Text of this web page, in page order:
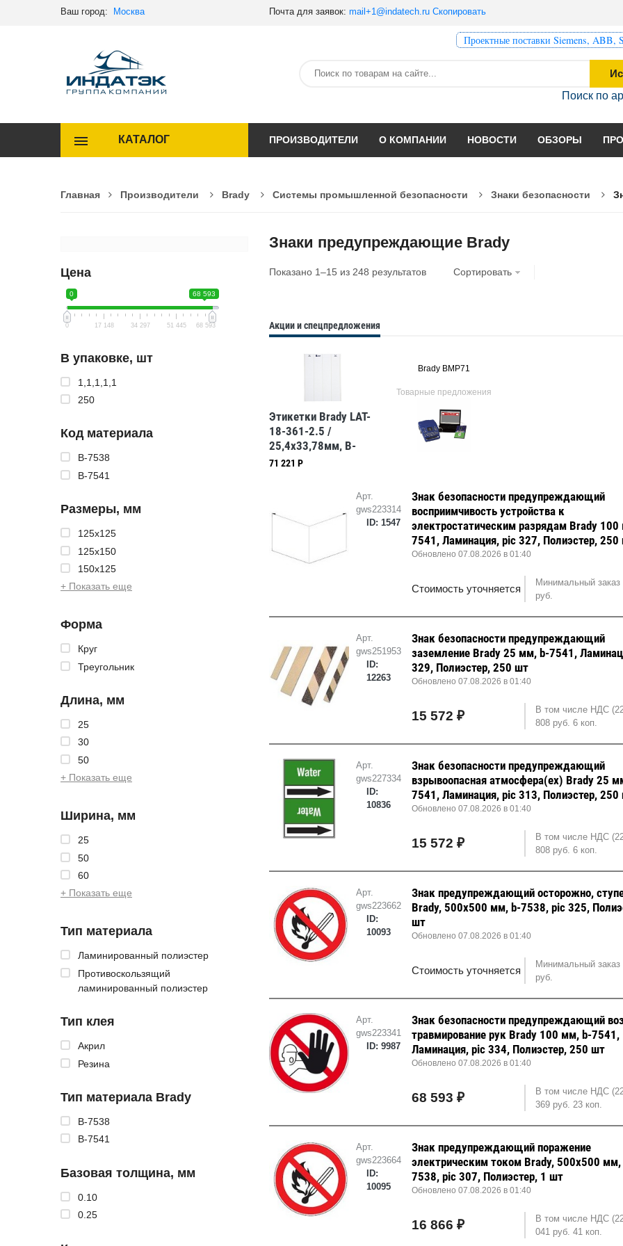
Ваш город: Москва Почта для заявок: mail+1@indatech.ru Скопировать
Проектные поставки Siemens, ABB,
Поиск по
КАТАЛОГ ПРОИЗВОДИТЕЛИ О КОМПАНИИ НОВОСТИ ОБЗОРЫ
Главная Производители Brady Системы промышленной безопасности Знаки безопасности
Цена
0 68 593
0 17 148 34 297 51 445 68 593
В упаковке, шт
1,1,1,1,1
250
Код материала
B-7538
B-7541
Размеры, мм
125x125
125x150
150x125
+ Показать еще
Форма
Круг
Треугольник
Длина, мм
25
30
50
+ Показать еще
Ширина, мм
25
50
60
+ Показать еще
Тип материала
Ламинированный полиэстер
Противоскользящий
ламинированный полиэстер
Тип клея
Акрил
Резина
Тип материала Brady
B-7538
B-7541
Базовая толщина, мм
0.10
0.25
Знаки предупреждающие Brady
Показано 1–15 из 248 результатов Сортировать
Акции и спецпредложения
Этикетки Brady LAT-
18-361-2.5 /
25,4x33,78мм, B-
361B
71 221 Р
Brady BMP71
Товарные предложения
Арт.
gws223314
ID: 1547
Знак безопасности предупреждающий
восприимчивость устройства к
электростатическим разрядам Brady
7541, Ламинация, pic 327, Полиэстер,
Обновлено 07.08.2026 в 01:40
Стоимость уточняется
Минимальный заказ
руб.
Арт.
gws251953
ID:
12263
Знак безопасности предупреждающий
заземление Brady 25 мм, b-7541,
329, Полиэстер, 250 шт
Обновлено 07.08.2026 в 01:40
15 572 ₽
В том числе НДС
808 руб. 6 коп.
Арт.
gws227334
ID:
10836
Знак безопасности предупреждающий
взрывоопасная атмосфера(ех) Brady 25
7541, Ламинация, pic 313, Полиэстер,
Обновлено 07.08.2026 в 01:40
15 572 ₽
В том числе НДС
808 руб. 6 коп.
Арт.
gws223662
ID:
10093
Знак предупреждающий осторожно,
Brady, 500x500 мм, b-7538, pic 325,
шт
Обновлено 07.08.2026 в 01:40
Стоимость уточняется
Минимальный заказ
руб.
Арт.
gws223341
ID: 9987
Знак безопасности предупреждающий
травмирование рук Brady 100 мм, b-7541,
Ламинация, pic 334, Полиэстер, 250 шт
Обновлено 07.08.2026 в 01:40
68 593 ₽
В том числе НДС
369 руб. 23 коп.
Арт.
gws223664
ID:
10095
Знак предупреждающий поражение
электрическим током Brady, 500x500
7538, pic 307, Полиэстер, 1 шт
Обновлено 07.08.2026 в 01:40
16 866 ₽
В том числе НДС
041 руб. 41 коп.